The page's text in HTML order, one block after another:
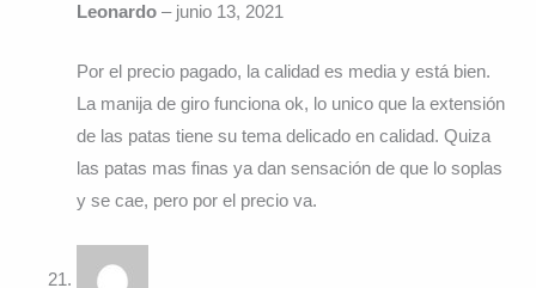
Leonardo – junio 13, 2021
Por el precio pagado, la calidad es media y está bien.
La manija de giro funciona ok, lo unico que la extensión
de las patas tiene su tema delicado en calidad. Quiza
las patas mas finas ya dan sensación de que lo soplas
y se cae, pero por el precio va.